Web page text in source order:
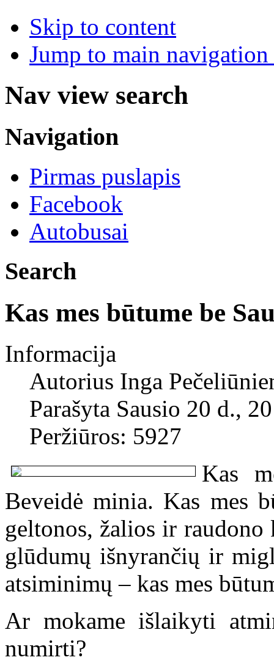
Skip to content
Jump to main
Nav view search
Navigation
Pirmas puslapis
Facebook
Autobusai
Search
Kas mes būtume be
Informacija
Autorius Inga
Parašyta Sausio 20 d.,
Peržiūros: 5927
Kas
Beveidė minia. Kas mes
geltonos, žalios ir
glūdumų išnyrančių ir
atsiminimų – kas mes
Ar mokame išlaikyti
numirti?